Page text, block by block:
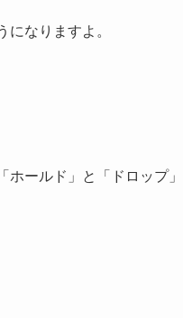
なりますよ。
ールド」と「ドロップ」